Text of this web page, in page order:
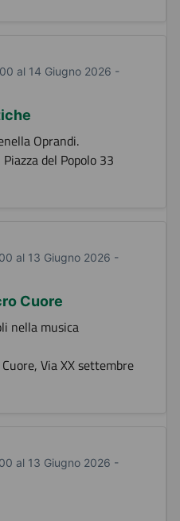
al 14 Giugno 2026 -
Oprandi.
del Popolo 33
al 13 Giugno 2026 -
Cuore
nella musica
Via XX settembre
al 13 Giugno 2026 -